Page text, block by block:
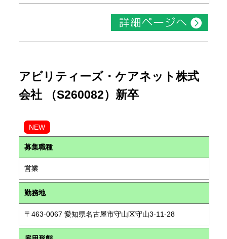
アビリティーズ・ケアネット株式
会社 （S260082）新卒
NEW
募集職種
営業
勤務地
〒463-0067 愛知県名古屋市守山区守山3-11-28